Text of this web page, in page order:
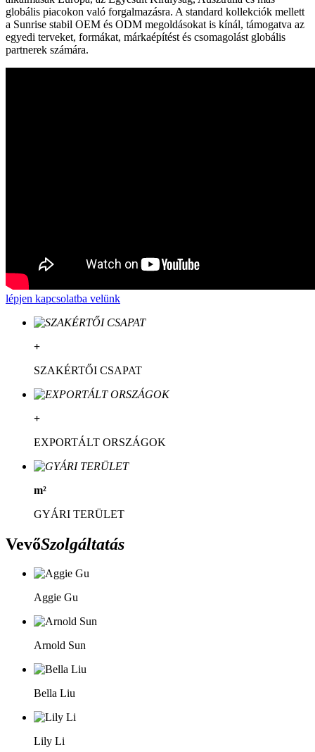
globális piacokon való forgalmazásra. A standard kollekciók mellett
a Sunrise stabil OEM és ODM megoldásokat is kínál, támogatva az
egyedi terveket, formákat, márkaépítést és csomagolást globális
partnerek számára.
lépjen kapcsolatba velünk
+
SZAKÉRTŐI CSAPAT
+
EXPORTÁLT ORSZÁGOK
m²
GYÁRI TERÜLET
VevőSzolgáltatás
Aggie Gu
Arnold Sun
Bella Liu
Lily Li